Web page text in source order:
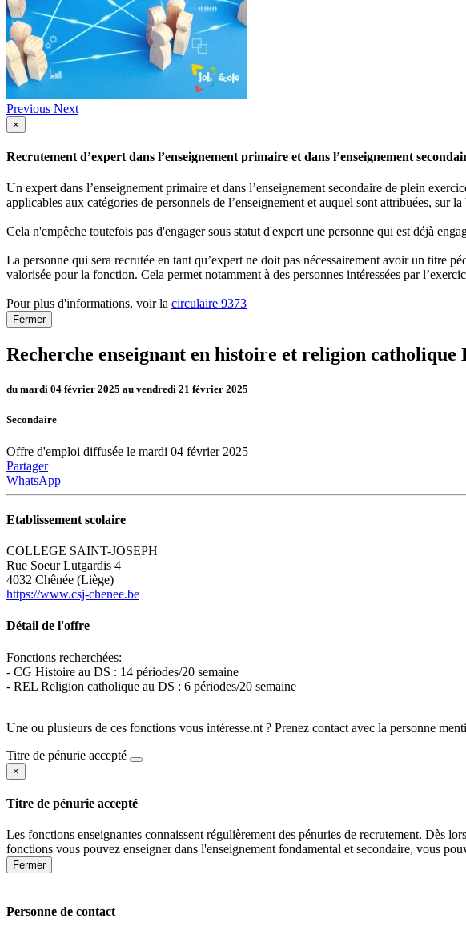
Previous Next
×
Recrutement d’expert dans l’enseignement primaire et dans l’enseignement
Un expert dans l’enseignement primaire et dans l’enseignement secondaire de plein
applicables aux catégories de personnels de l’enseignement et auquel sont attribuées, sur
Cela n'empêche toutefois pas d'engager sous statut d'expert une personne qui est déjà
La personne qui sera recrutée en tant qu’expert ne doit pas nécessairement avoir un titre
valorisée pour la fonction. Cela permet notamment à des personnes intéressées par
Pour plus d'informations, voir la circulaire 9373
Fermer
Recherche enseignant en histoire et religion catholique
du mardi 04 février 2025 au vendredi 21 février 2025
Secondaire
Offre d'emploi diffusée le mardi 04 février 2025
Partager
WhatsApp
Etablissement scolaire
COLLEGE SAINT-JOSEPH
Rue Soeur Lutgardis 4
4032 Chênée (Liège)
https://www.csj-chenee.be
Détail de l'offre
Fonctions recherchées:
- CG Histoire au DS : 14 périodes/20 semaine
- REL Religion catholique au DS : 6 périodes/20 semaine
Une ou plusieurs de ces fonctions vous intéresse.nt ? Prenez contact avec la personne
Titre de pénurie accepté
×
Titre de pénurie accepté
Les fonctions enseignantes connaissent régulièrement des pénuries de recrutement. Dès
fonctions vous pouvez enseigner dans l'enseignement fondamental et secondaire, vous
Fermer
Personne de contact